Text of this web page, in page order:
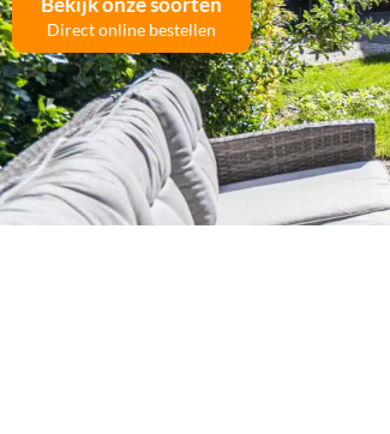
Direct online bestellen